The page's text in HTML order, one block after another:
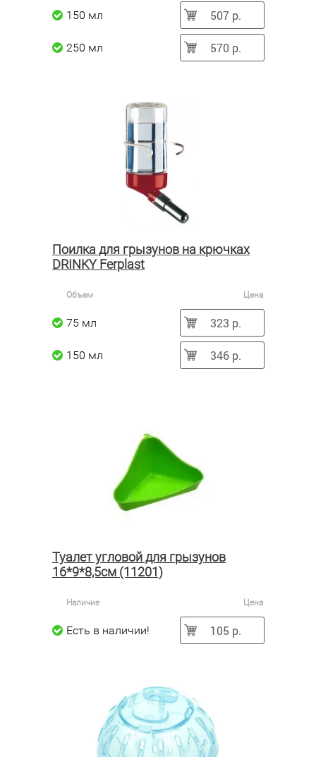
150 мл 507 р.
250 мл 570 р.
Поилка для грызунов на крючках
DRINKY Ferplast
Объем Цена
75 мл 323 р.
150 мл 346 р.
Туалет угловой для грызунов
16*9*8,5см (11201)
Наличие Цена
Есть в наличии! 105 р.